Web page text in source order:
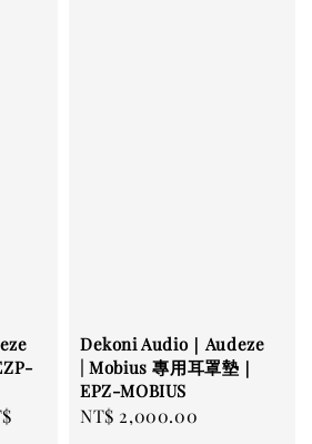
Dekoni Audio｜Audeze
| Mobius 專用耳罩墊｜
EPZ-MOBIUS
Regular
NT$ 2,000.00